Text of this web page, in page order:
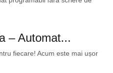
– Automat...
fiecare! Acum este mai ușor